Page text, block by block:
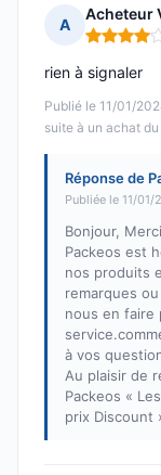
A
Acheteur
Note : 4
Publié le 11/01/
suite à un achat
rien à signaler
Réponse de
Publiée le 11/01/
Bonjour,
Packeos est
nos produits
remarques
nous en faire
à vos
Au plaisir de
Packeos «
prix Discount